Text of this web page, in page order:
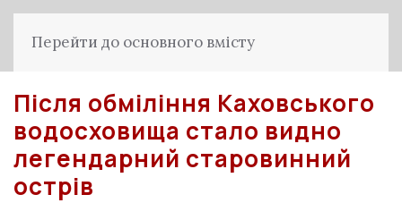
Перейти до основного вмісту
Після обміління Каховського
водосховища стало видно
легендарний старовинний
острів